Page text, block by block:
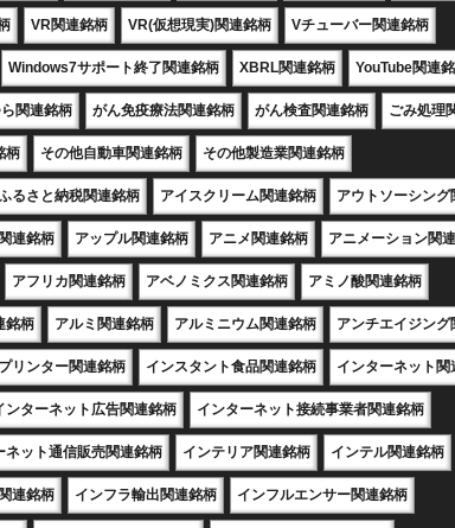
VR関連銘柄 VR(仮想現実)関連銘柄 Vチューバー関連銘柄
Windows7サポート終了関連銘柄 XBRL関連銘柄 YouTube関連
関連銘柄 がん免疫療法関連銘柄 がん検査関連銘柄 ごみ処理
柄 その他自動車関連銘柄 その他製造業関連銘柄
るさと納税関連銘柄 アイスクリーム関連銘柄 アウトソーシング
連銘柄 アップル関連銘柄 アニメ関連銘柄 アニメーション関
アフリカ関連銘柄 アベノミクス関連銘柄 アミノ酸関連銘柄
銘柄 アルミ関連銘柄 アルミニウム関連銘柄 アンチエイジング
リンター関連銘柄 インスタント食品関連銘柄 インターネット関
ンターネット広告関連銘柄 インターネット接続事業者関連銘柄
ネット通信販売関連銘柄 インテリア関連銘柄 インテル関連銘柄
連銘柄 インフラ輸出関連銘柄 インフルエンサー関連銘柄